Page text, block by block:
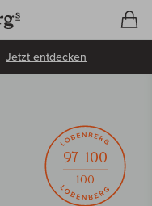
Jetzt entdecken
97–100
100